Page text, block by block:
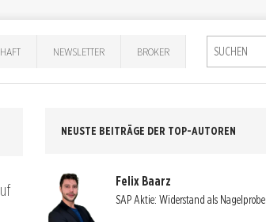
NEWSLETTER BROKER
NEUSTE BEITRÄGE DER TOP-AUTOREN
Felix Baarz
SAP Aktie: Widerstand als Nagelprobe